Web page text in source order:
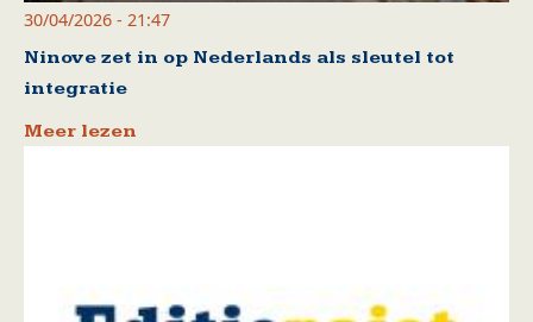
30/04/2026 - 21:47
Ninove zet in op Nederlands als sleutel tot
integratie
Meer lezen